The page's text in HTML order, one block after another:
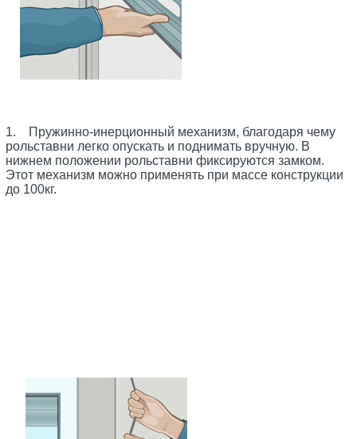
1. Пружинно-инерционный механизм, благодаря чему
рольставни легко опускать и поднимать вручную. В
нижнем положении рольставни фиксируются замком.
Этот механизм можно применять при массе конструкции
до 100кг.